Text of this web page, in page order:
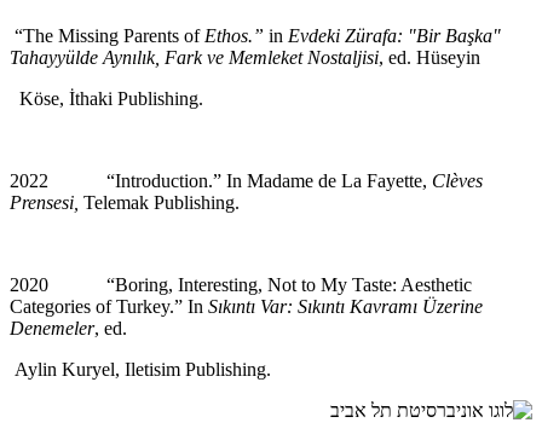
“The Missing Parents of Ethos.” in Evdeki Zürafa: "Bir Başka"
Tahayyülde Aynılık, Fark ve Memleket Nostaljisi, ed. Hüseyin
Köse, İthaki Publishing.
2022 “Introduction.” In Madame de La Fayette, Clèves
Prensesi, Telemak Publishing.
2020 “Boring, Interesting, Not to My Taste: Aesthetic
Categories of Turkey.” In Sıkıntı Var: Sıkıntı Kavramı Üzerine
Denemeler, ed.
Aylin Kuryel, Iletisim Publishing.